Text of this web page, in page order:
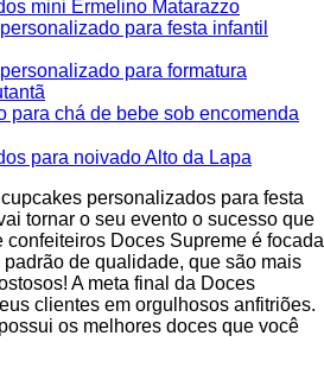
personalizados para festa
tornar o seu evento o sucesso que
confeiteiros Doces Supreme é focada
de qualidade, que são mais
A meta final da Doces
clientes em orgulhosos anfitriões.
os melhores doces que você